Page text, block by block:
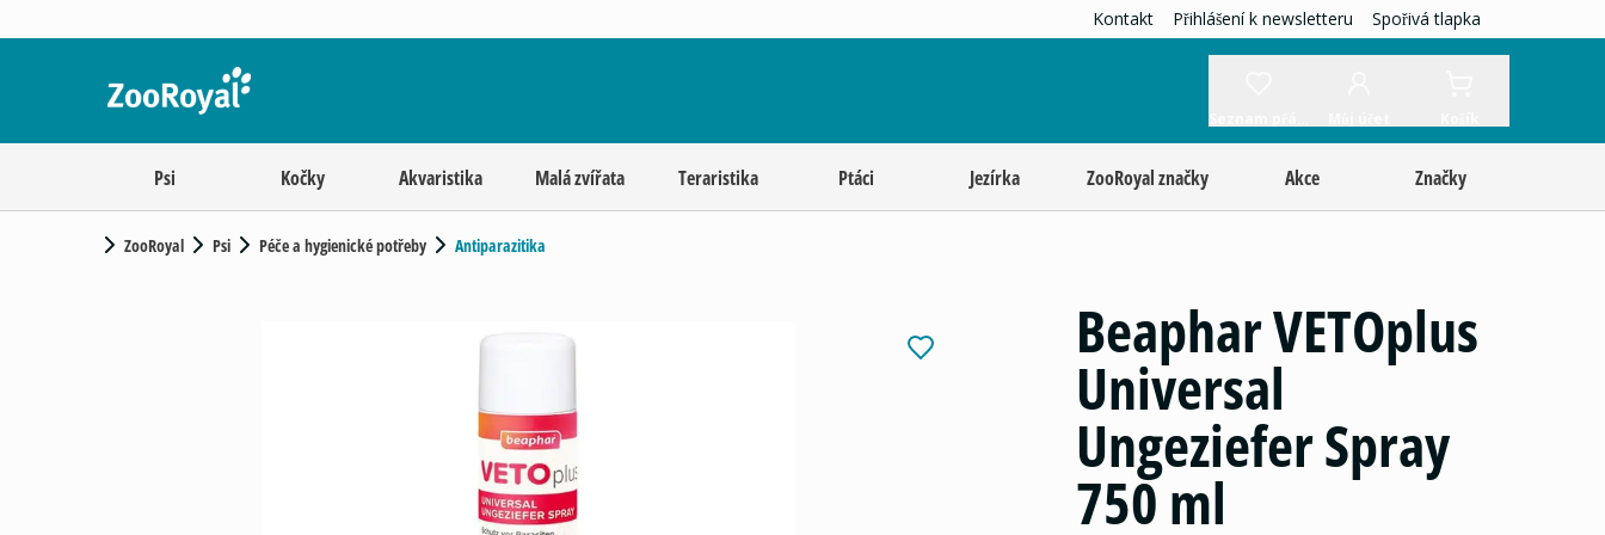
Kontakt Přihlášení k newsletteru Spořivá tlapka
Psi Kočky Akvaristika Malá zvířata Teraristika Ptáci Jezírka ZooRoyal značky Akce Značky
ZooRoyal Psi Péče a hygienické potřeby Antiparazitika
Beaphar VETOplus
Universal
Ungeziefer Spray
750 ml